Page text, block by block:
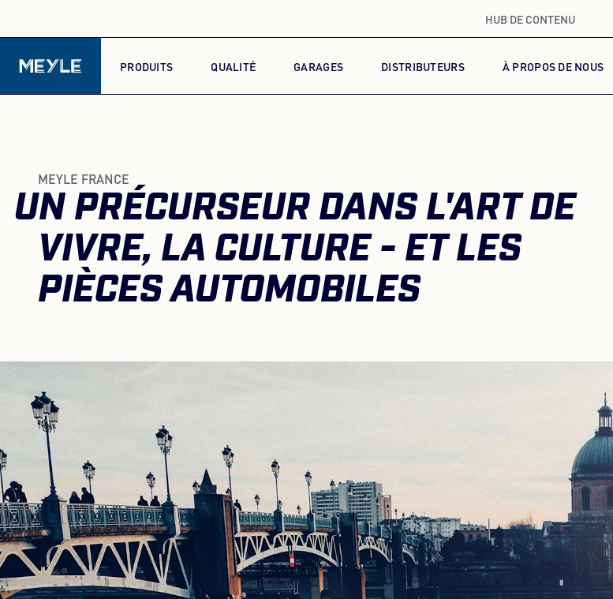
HUB DE CONTENU
PRODUITS QUALITÉ GARAGES DISTRIBUTEURS À PROPOS DE NOUS
MEYLE FRANCE
UN PRÉCURSEUR DANS L'ART DE
VIVRE, LA CULTURE - ET LES
PIÈCES AUTOMOBILES